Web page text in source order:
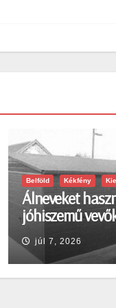
Belföld Kékfény
Álneveket
jóhiszemű
károsított meg
júl 7, 2026